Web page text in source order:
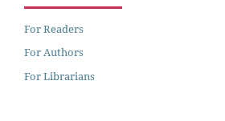
For Readers
For Authors
For Librarians